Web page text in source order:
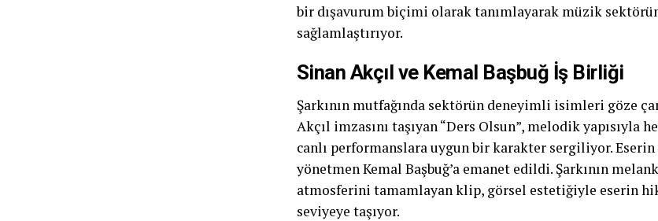
bir dışavurum biçimi olarak tanımlayarak müzik
sağlamlaştırıyor.
Sinan Akçıl ve Kemal Başbuğ İş Birliği
Şarkının mutfağında sektörün deneyimli isimleri göze
Akçıl imzasını taşıyan “Ders Olsun”, melodik yapısıyla
canlı performanslara uygun bir karakter sergiliyor. Eserin
yönetmen Kemal Başbuğ’a emanet edildi. Şarkının
atmosferini tamamlayan klip, görsel estetiğiyle eserin
seviyeye taşıyor.